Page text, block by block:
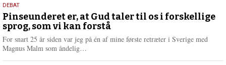
5.
august
2026
DEBAT
Pinseunderet er, at Gud taler til os i forskellige
sprog, som vi kan forstå
For snart 25 år siden var jeg på én af mine første retræter i Sverige med
Magnus Malm som åndelig…